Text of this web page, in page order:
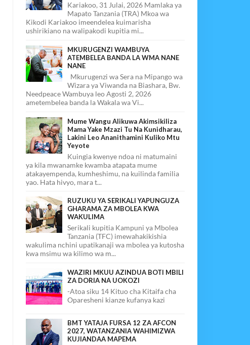
Kariakoo, 31 Julai, 2026 Mamlaka ya
Mapato Tanzania (TRA) Mkoa wa
Kikodi Kariakoo imeendelea kuimarisha
ushirikiano na walipakodi kupitia mi...
MKURUGENZI WAMBUYA
ATEMBELEA BANDA LA WMA NANE
NANE
Mkurugenzi wa Sera na Mipango wa
Wizara ya Viwanda na Biashara, Bw.
Needpeace Wambuya leo Agosti 2, 2026
ametembelea banda la Wakala wa Vi...
Mume Wangu Alikuwa Akimsikiliza
Mama Yake Mzazi Tu Na Kunidharau,
Lakini Leo Ananithamini Kuliko Mtu
Yeyote
Kuingia kwenye ndoa ni matumaini
ya kila mwanamke kwamba atapata mume
atakayempenda, kumheshimu, na kuilinda familia
yao. Hata hivyo, mara t...
RUZUKU YA SERIKALI YAPUNGUZA
GHARAMA ZA MBOLEA KWA
WAKULIMA
Serikali kupitia Kampuni ya Mbolea
Tanzania (TFC) imewahakikishia
wakulima nchini upatikanaji wa mbolea ya kutosha
kwa msimu wa kilimo wa m...
WAZIRI MKUU AZINDUA BOTI MBILI
ZA DORIA NA UOKOZI
-Atoa siku 14 Kituo cha Kitaifa cha
Oparesheni kianze kufanya kazi
BMT YATAJA FURSA 12 ZA AFCON
2027, WATANZANIA WAHIMIZWA
KUJIANDAA MAPEMA